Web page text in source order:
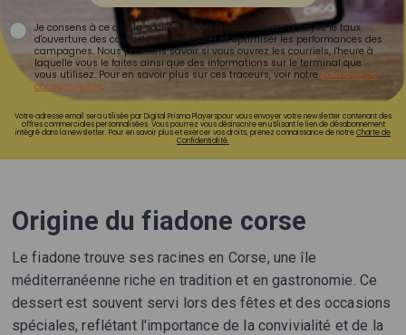
Je consens à ce que la société Digital Prisma Players analyse le taux
d'ouverture des courriels pour mesurer et optimiser les performances des
campagnes. Nous pourrons savoir si vous ouvrez les courriels, l'heure à
laquelle vous le faites ainsi que des informations sur le terminal que
vous utilisez. Pour en savoir plus sur ces traceurs, voir notre politique de
confidentialité.
Votre adresse email sera utilisée par Digital Prisma Playerspour vous envoyer votre newsletter contenant des
offres commerciales personnalisées. Vous pourrez vous désinscrire en utilisant le lien de désabonnement
intégré dans la newsletter. Pour en savoir plus et exercer vos droits, prenez connaissance de notreCharte de
Confidentialité.
Origine du fiadone corse
Le fiadone trouve ses racines en Corse, une île
méditerranéenne riche en tradition et en gastronomie. Ce
dessert est souvent servi lors des fêtes et des occasions
spéciales, reflétant l'importance de la convivialité et de la